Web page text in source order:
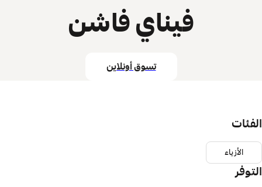
فيناي فاشن
تسوق أونلاين
الفئات
الأزياء
التوفر